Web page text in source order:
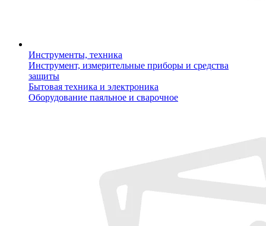
Инструменты, техника
Инструмент, измерительные приборы и средства
защиты
Бытовая техника и электроника
Оборудование паяльное и сварочное